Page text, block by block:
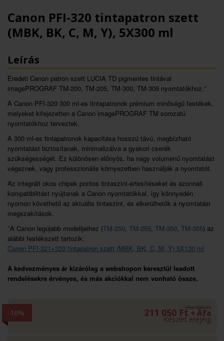
Canon PFI-320 tintapatron szett
(MBK, BK, C, M, Y), 5X300 ml
Leírás
Eredeti Canon patron szett LUCIA TD pigmentes tintával
imagePROGRAF TM-200, TM-205, TM-300, TM-305 nyomtatókhoz.*
A Canon PFI-320 300 ml-es tintapatronok prémium minőségű festékek,
melyeket kifejezetten a Canon imagePROGRAF TM sorozatú
nyomtatókhoz terveztek.
A 300 ml-es tintapatronok kapacitása hosszú távú, megbízható
nyomtatást biztosítanak, minimalizálva a gyakori cserék
szükségességét. Ez különösen előnyös, ha nagy volumenű nyomtatást
végeznek, vagy professzionális környezetben használják a nyomtatót.
Az integrált okos chipek pontos tintaszint-értesítéseket és azonnali
kompatibilitást nyújtanak a Canon nyomtatókkal, így könnyedén
nyomon követhető az aktuális tintaszint, és elkerülhetők a nyomtatási
megszakítások.
*A Canon legújabb modelljeihez (TM-250, TM-255, TM-350, TM-355) az
alábbi festékszett tartozik:
Canon PFI-321+320 tintapatron szett (MBK, BK, C, M, Y) 5X130 ml
A kedvezményes ár kizárólag a webshopon keresztül leadott
rendelésekre érvényes, és más akciókkal nem vonható össze.
-10%
234 500 Ft
211 050 Ft + Áfa
Készlet erejéig